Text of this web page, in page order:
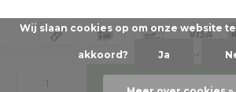
Wij slaan cookies op om onze website
akkoord? Ja